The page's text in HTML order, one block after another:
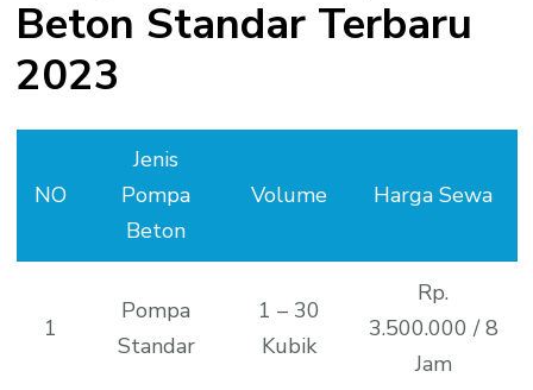
Beton Standar Terbaru
2023
NO
Jenis
Pompa
Beton
Volume Harga Sewa
1
Pompa
Standar
1 – 30
Kubik
Rp.
3.500.000 / 8
Jam